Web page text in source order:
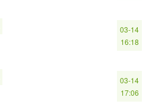
03-14
16:18
03-14
17:06